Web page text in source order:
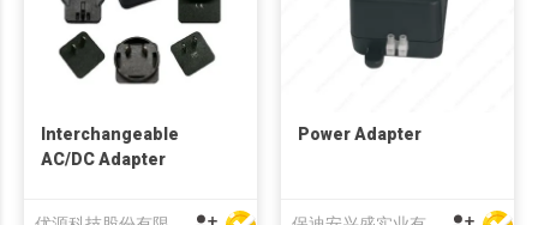
Interchangeable
AC/DC Adapter
Power Adapter